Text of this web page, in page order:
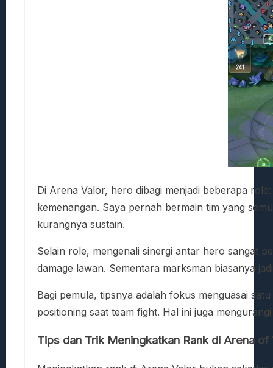
Di Arena Valor, hero dibagi menjadi beberapa
kemenangan. Saya pernah bermain tim yang
kurangnya sustain.
Selain role, mengenali sinergi antar hero sangat
damage lawan. Sementara marksman biasanya
Bagi pemula, tipsnya adalah fokus menguasai
positioning saat team fight. Hal ini juga
Tips dan Trik Meningkatkan Rank di Arena of